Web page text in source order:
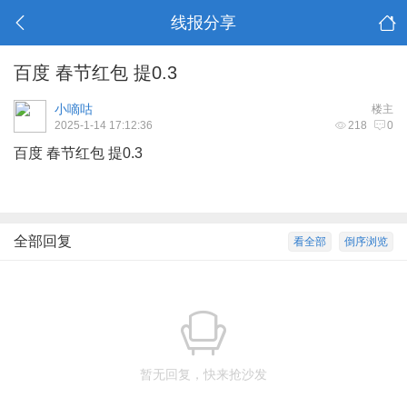
线报分享
百度 春节红包 提0.3
楼主
小嘀咕
218 0
2025-1-14 17:12:36
百度 春节红包 提0.3
倒序浏览
看全部
全部回复
暂无回复，快来抢沙发